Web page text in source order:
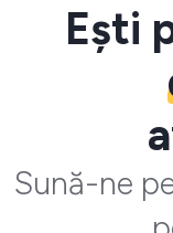
Ești
Sună-ne